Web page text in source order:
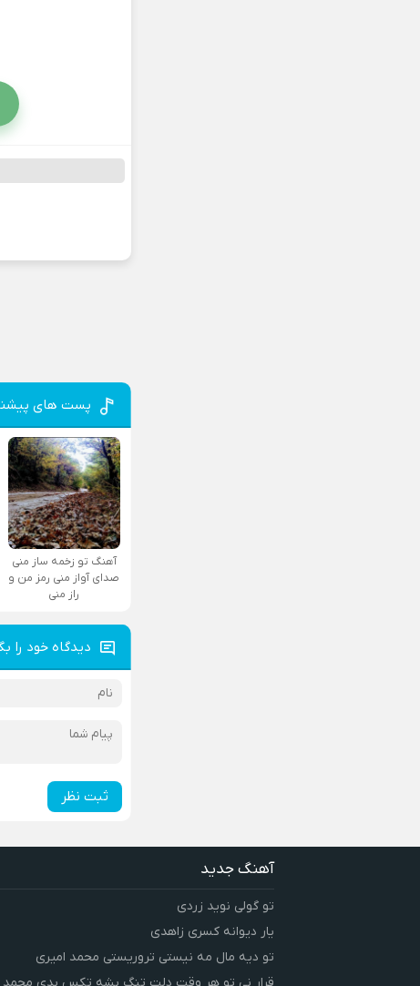
پست های
آهنگ تو زخمه ساز منی
صدای آواز منی رمز من و
راز منی
دیدگاه خود را
ثبت نظر
آهنگ جدید
تو گولی نوید زردی
یار دیوانه کسری زاهدی
تو دیه مال مه نیستی تروریستی محمد امیری